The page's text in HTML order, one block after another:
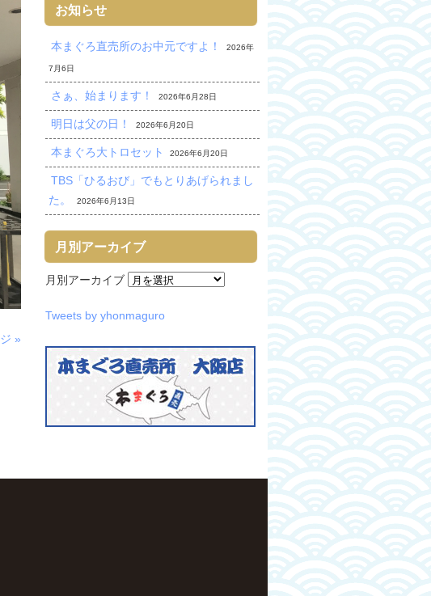
»
お知らせ
本まぐろ直売所のお中元ですよ！ 2026年
7月6日
さぁ、始まります！ 2026年6月28日
明日は父の日！ 2026年6月20日
本まぐろ大トロセット 2026年6月20日
TBS「ひるおび」でもとりあげられまし
た。
2026年6月13日
月別アーカイブ
月別アーカイブ
Tweets by yhonmaguro